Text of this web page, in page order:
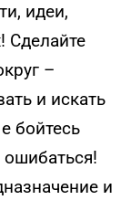
идеи,
Сделайте
–
и искать
бойтесь
и